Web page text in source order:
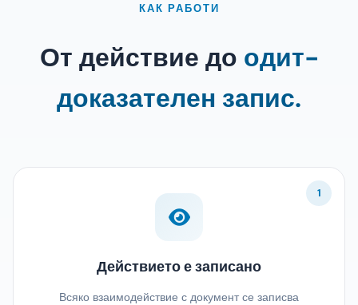
КАК РАБОТИ
От действие до одит-
доказателен запис.
1
Действието е записано
Всяко взаимодействие с документ се записва